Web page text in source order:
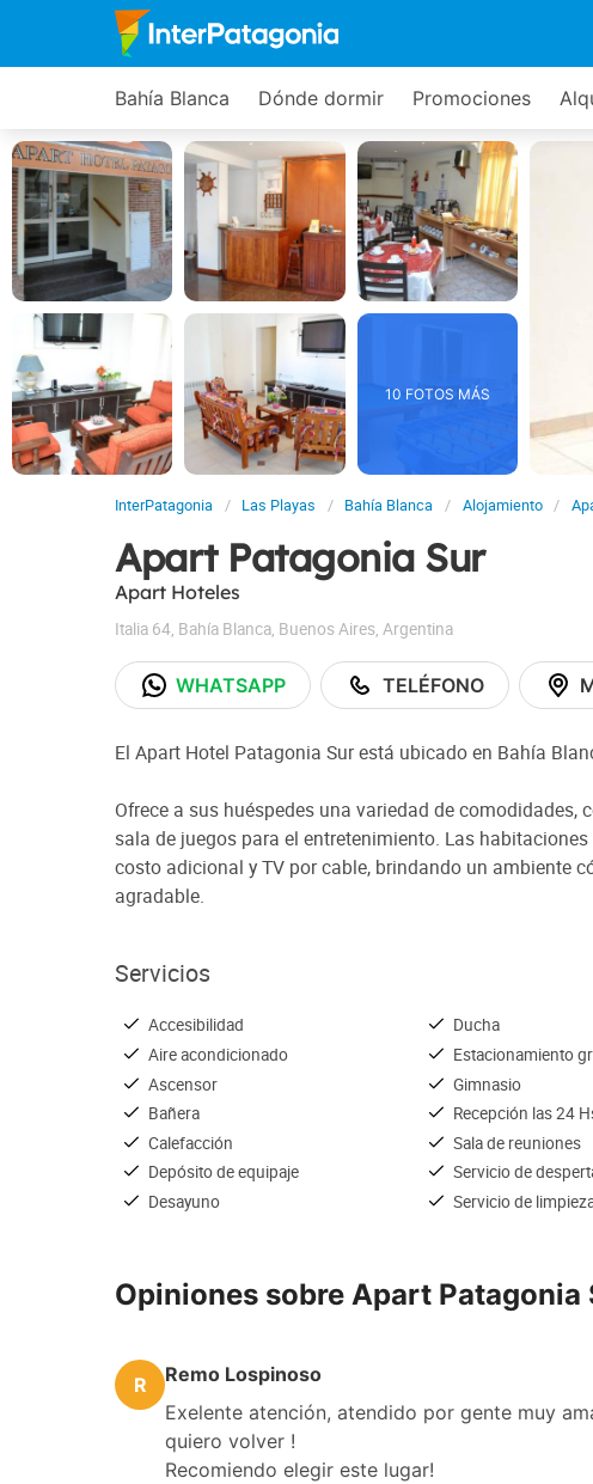
Bahía Blanca Dónde dormir Promociones
10 FOTOS MÁS
InterPatagonia Las Playas Bahía Blanca Alojamiento
Apart Patagonia Sur
Apart Hoteles
Italia 64, Bahía Blanca, Buenos Aires, Argentina
WHATSAPP TELÉFONO
El Apart Hotel Patagonia Sur está ubicado en Bahía
Ofrece a sus huéspedes una variedad de
sala de juegos para el entretenimiento. Las
costo adicional y TV por cable, brindando un ambiente
agradable.
Servicios
Accesibilidad
Aire acondicionado
Ascensor
Bañera
Calefacción
Depósito de equipaje
Desayuno
Ducha
Estacionamiento
Gimnasio
Recepción las 24
Sala de reuniones
Servicio de
Servicio de
Opiniones sobre Apart Patagonia
R
Remo Lospinoso
Exelente atención, atendido por gente muy
quiero volver !
Recomiendo elegir este lugar!